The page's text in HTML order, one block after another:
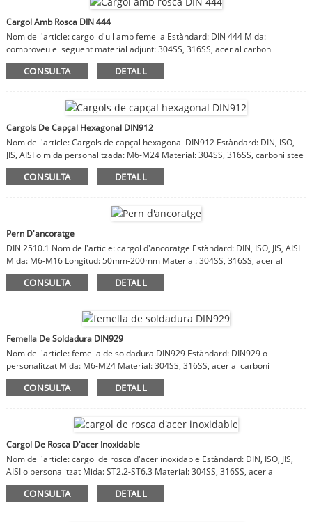
Cargol Amb Rosca DIN 444
Nom de l'article: cargol d'ull amb femella Estàndard: DIN 444 Mida:
comproveu el següent material adjunt: 304SS, 316SS, acer al carboni
CONSULTA DETALL
Cargols De Capçal Hexagonal DIN912
Nom de l'article: Cargols de capçal hexagonal DIN912 Estàndard: DIN, ISO,
JIS, AISI o mida personalitzada: M6-M24 Material: 304SS, 316SS, carboni stee
CONSULTA DETALL
Pern D'ancoratge
DIN 2510.1 Nom de l'article: cargol d'ancoratge Estàndard: DIN, ISO, JIS, AISI
Mida: M6-M16 Longitud: 50mm-200mm Material: 304SS, 316SS, acer al
carboni
CONSULTA DETALL
Femella De Soldadura DIN929
Nom de l'article: femella de soldadura DIN929 Estàndard: DIN929 o
personalitzat Mida: M6-M24 Material: 304SS, 316SS, acer al carboni
CONSULTA DETALL
Cargol De Rosca D'acer Inoxidable
Nom de l'article: cargol de rosca d'acer inoxidable Estàndard: DIN, ISO, JIS,
AISI o personalitzat Mida: ST2.2-ST6.3 Material: 304SS, 316SS, acer al
carboni
CONSULTA DETALL